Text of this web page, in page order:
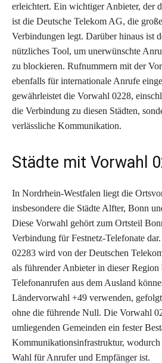
erleichtert. Ein wichtiger Anbieter, der
ist die Deutsche Telekom AG, die
Verbindungen legt. Darüber hinaus ist
nützliches Tool, um unerwünschte
zu blockieren. Rufnummern mit der
ebenfalls für internationale Anrufe
gewährleistet die Vorwahl 0228,
die Verbindung zu diesen Städten,
verlässliche Kommunikation.
Städte mit Vorwahl
In Nordrhein-Westfalen liegt die
insbesondere die Städte Alfter, Bonn
Diese Vorwahl gehört zum Ortsteil
Verbindung für Festnetz-Telefonate
02283 wird von der Deutschen
als führender Anbieter in dieser Region
Telefonanrufen aus dem Ausland
Ländervorwahl +49 verwenden,
ohne die führende Null. Die Vorwahl
umliegenden Gemeinden ein fester
Kommunikationsinfrastruktur, wodurch
Wahl für Anrufer und Empfänger ist.